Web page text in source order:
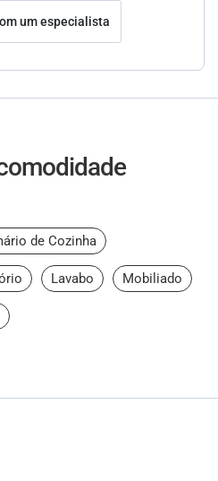
um especialista
de Cozinha
Lavabo Mobiliado